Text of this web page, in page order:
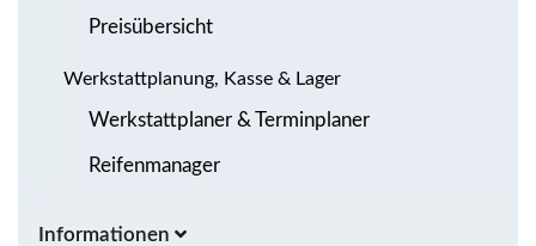
Preisübersicht
Werkstattplanung, Kasse & Lager
Werkstattplaner & Terminplaner
Reifenmanager
Informationen